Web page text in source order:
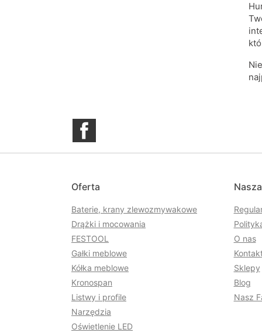
Oferta
Baterie, krany zlewozmywakowe
Drążki i mocowania
FESTOOL
Gałki meblowe
Kółka meblowe
Kronospan
Listwy i profile
Narzędzia
Oświetlenie LED
O nas
Sklepy
Blog
Nasz